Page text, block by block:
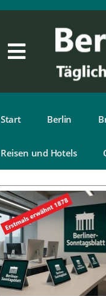
Start Berlin
Reisen und Hotels